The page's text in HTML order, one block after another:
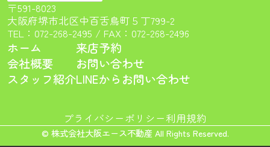
〒591-8023
大阪府堺市北区中百舌鳥町５丁799-2
TEL： 072-268-2495 / FAX：072-268-2496
ホーム
会社概要
スタッフ紹介
来店予約
お問い合わせ
LINEからお問い合わせ
プライバシーポリシー利用規約
© 株式会社大阪エース不動産 All Rights Reserved.